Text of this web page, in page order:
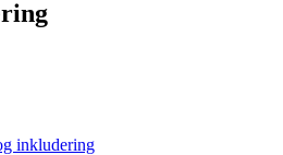
inkludering